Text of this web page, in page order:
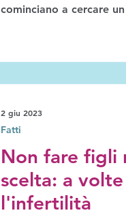
cominciano a cercare
Non fare figli
scelta: a
l'infertilità
Fatti
2 giu 2023